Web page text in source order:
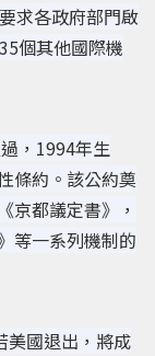
求各政府部門啟
個其他國際機
，1994年生
條約。該公約奠
京都議定書》，
等一系列機制的
美國退出，將成